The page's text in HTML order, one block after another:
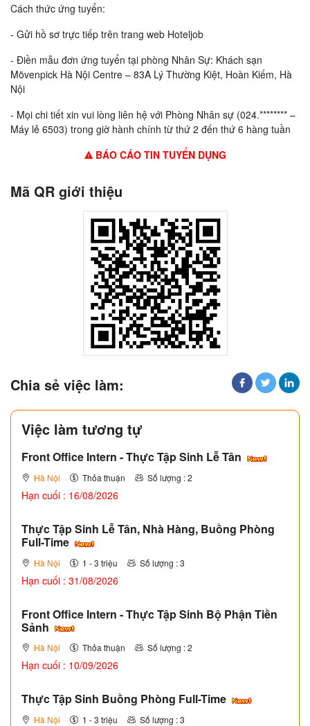
Cách thức ứng tuyển:
- Gửi hồ sơ trực tiếp trên trang web Hoteljob
- Điền mẫu đơn ứng tuyển tại phòng Nhân Sự: Khách sạn
Mövenpick Hà Nội Centre – 83A Lý Thường Kiệt, Hoàn Kiếm, Hà
Nội
- Mọi chi tiết xin vui lòng liên hệ với Phòng Nhân sự (024.******** –
Máy lẻ 6503) trong giờ hành chính từ thứ 2 đến thứ 6 hàng tuần
BÁO CÁO TIN TUYỂN DỤNG
Mã QR giới thiệu
Chia sẻ việc làm:
Việc làm tương tự
Front Office Intern - Thực Tập Sinh Lễ Tân
Hà Nội Thỏa thuận Số lượng : 2
Hạn cuối : 16/08/2026
Thực Tập Sinh Lễ Tân, Nhà Hàng, Buồng Phòng
Full-Time
Hà Nội 1 - 3 triệu Số lượng : 3
Hạn cuối : 31/08/2026
Front Office Intern - Thực Tập Sinh Bộ Phận Tiền
Sảnh
Hà Nội Thỏa thuận Số lượng : 2
Hạn cuối : 10/09/2026
Thực Tập Sinh Buồng Phòng Full-Time
Hà Nội 1 - 3 triệu Số lượng : 3